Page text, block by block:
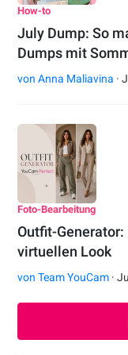
How-to
July Dump: So
Dumps mit
vonAnna Maliavina ·
Foto-Bearbeitung
Outfit-
virtuellen Look
vonTeam YouCam ·